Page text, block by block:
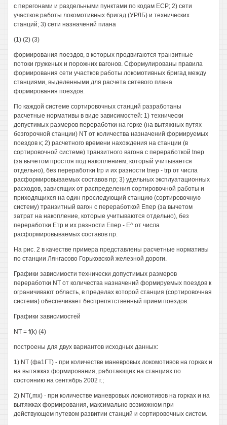
с перегонами и раздельными пунктами по кодам ЕСР; 2) сети
участков работы локомотивных бригад (УРЛБ) и технических
станций; 3) сети назначений плана
(1) (2) (3)
формирования поездов, в которых продвигаются транзитные
потоки груженых и порожних вагонов. Сформулированы правила
формирования сети участков работы локомотивных бригад между
станциями, выделенными для расчета сетевого плана
формирования поездов.
По каждой системе сортировочных станций разработаны
расчетные нормативы в виде зависимостей: 1) технически
допустимых размеров переработки на горке (на вытяжных путях
безгорочной станции) NT от количества назначений формируемых
поездов к; 2) расчетного времени нахождения на станции (в
сортировочной системе) транзитного вагона с переработкой tnep
(за вычетом простоя под накоплением, который учитывается
отдельно), без переработки trp и их разности tnep - trp от числа
расформировываемых составов пр; 3) удельных эксплуатационных
расходов, зависящих от распределения сортировочной работы и
приходящихся на один проследующий станцию (сортировочную
систему) транзитный вагон с переработкой Епер (за вычетом
затрат на накопление, которые учитываются отдельно), без
переработки Етр и их разности Епер - Е^ от числа
расформировываемых составов пр.
На рис. 2 в качестве примера представлены расчетные нормативы
по станции Лянгасово Горьковской железной дороги.
Графики зависимости технически допустимых размеров
переработки NT от количества назначений формируемых поездов к
ограничивают область, в пределах которой станция (сортировочная
система) обеспечивает беспрепятственный прием поездов.
Графики зависимостей
NT = f(k) (4)
построены для двух вариантов исходных данных:
1) NT (фа1ГТ) - при количестве маневровых локомотивов на горках и
на вытяжках формирования, работающих на станциях по
состоянию на сентябрь 2002 г.;
2) NT(,mx) - при количестве маневровых локомотивов на горках и на
вытяжках формирования, максимально возможном при
действующем путевом развитии станций и сортировочных систем.